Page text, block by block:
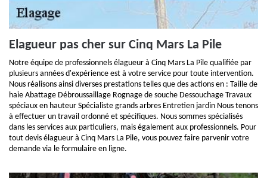
Elagueur pas cher sur Cinq Mars La Pile
Notre équipe de professionnels élagueur à Cinq Mars La Pile qualifiée par
plusieurs années d'expérience est à votre service pour toute intervention.
Nous réalisons ainsi diverses prestations telles que des actions en : Taille de
haie Abattage Débroussaillage Rognage de souche Dessouchage Travaux
spéciaux en hauteur Spécialiste grands arbres Entretien jardin Nous tenons
à effectuer un travail ordonné et spécifiques. Nous sommes spécialisés
dans les services aux particuliers, mais également aux professionnels. Pour
tout devis élagueur à Cinq Mars La Pile, vous pouvez faire parvenir votre
demande via le formulaire en ligne.